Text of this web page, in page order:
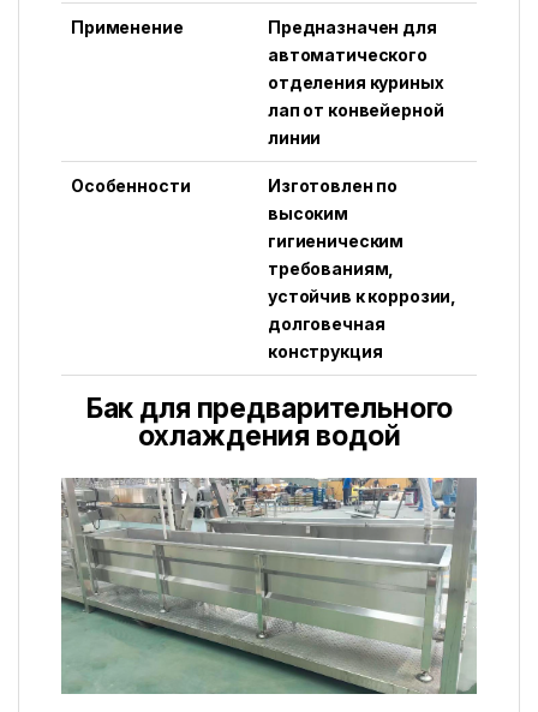
Применение
Предназначен для
автоматического
отделения куриных
лап от конвейерной
линии
Особенности
Изготовлен по
высоким
гигиеническим
требованиям,
устойчив к коррозии,
долговечная
конструкция
Бак для предварительного
охлаждения водой